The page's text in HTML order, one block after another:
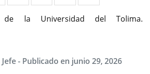
de la Universidad del Tolima.
- Publicado en junio 29, 2026